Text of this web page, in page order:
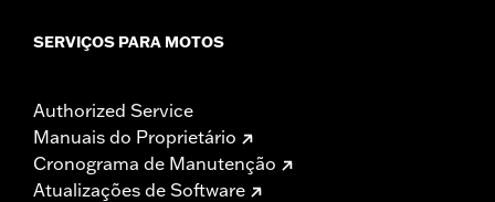
SERVIÇOS PARA MOTOS
Authorized Service
Manuais do Proprietário
Cronograma de Manutenção
Atualizações de Software